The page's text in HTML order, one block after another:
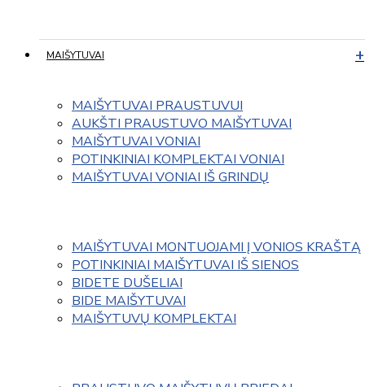
MAIŠYTUVAI
MAIŠYTUVAI PRAUSTUVUI
AUKŠTI PRAUSTUVO MAIŠYTUVAI
MAIŠYTUVAI VONIAI
POTINKINIAI KOMPLEKTAI VONIAI
MAIŠYTUVAI VONIAI IŠ GRINDŲ
MAIŠYTUVAI MONTUOJAMI Į VONIOS KRAŠTĄ
POTINKINIAI MAIŠYTUVAI IŠ SIENOS
BIDETE DUŠELIAI
BIDE MAIŠYTUVAI
MAIŠYTUVŲ KOMPLEKTAI